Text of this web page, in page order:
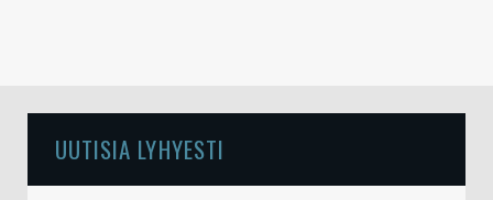
UUTISIA LYHYESTI